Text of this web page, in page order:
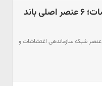
ضربه اطلاعات سپاه به شبکه سازماندهی اغتشاشات؛ ۶ عنصر اصلی باند
سازمان اطلاعات سپاه فتح کهگیلویه و بویراحمد از شناسایی و دستگیری ۶ عنصر شبکه سازماندهی اغتشاشات و